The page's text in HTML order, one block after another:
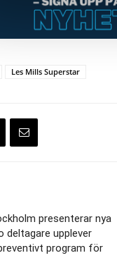
Les Mills Superstar
presenterar nya
upplever
program för